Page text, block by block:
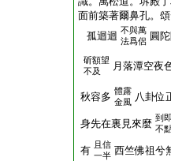
面前築著爾鼻孔。
孤迴迴 不與萬
法爲侶 圓
斫額望
不及
月落潭空夜
秋容多 體露
金風 八卦位
身先在裏見來麼 到
不
有 且信
一半 西竺佛祖兮